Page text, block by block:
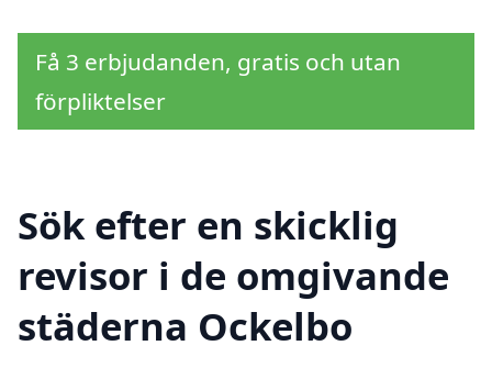
Få 3 erbjudanden, gratis och utan
förpliktelser
Sök efter en skicklig
revisor i de omgivande
städerna Ockelbo